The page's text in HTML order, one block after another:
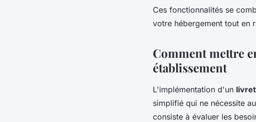
Ces fonctionnalités se
votre hébergement tout en
Comment mettre
établissement
L'implémentation d'un
simplifié qui ne nécessite
consiste à évaluer les